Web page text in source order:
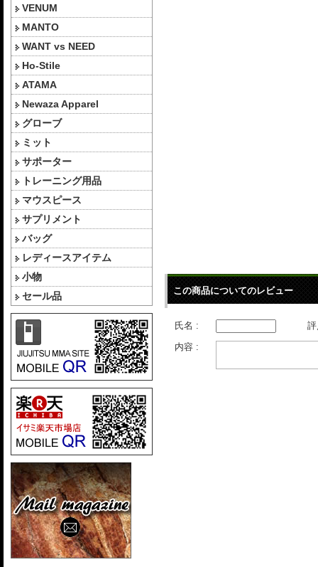
VENUM
MANTO
WANT vs NEED
Ho-Stile
ATAMA
Newaza Apparel
グローブ
ミット
サポーター
トレーニング用品
マウスピース
サプリメント
バッグ
レディースアイテム
小物
セール品
この商品についてのレビュー
氏名 :
内容 :